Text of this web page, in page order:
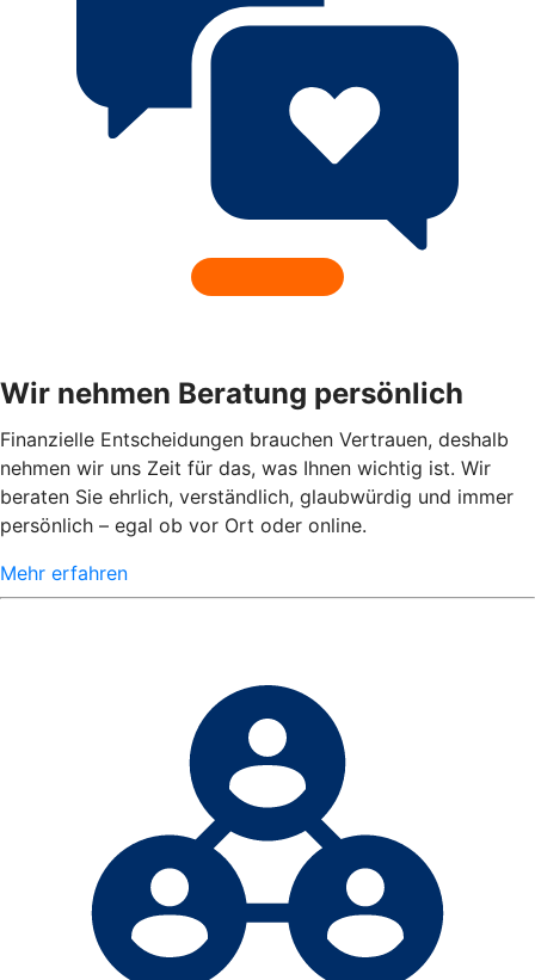
Wir nehmen Beratung persönlich
Finanzielle Entscheidungen brauchen Vertrauen, deshalb
nehmen wir uns Zeit für das, was Ihnen wichtig ist. Wir
beraten Sie ehrlich, verständlich, glaubwürdig und immer
persönlich – egal ob vor Ort oder online.
Mehr erfahren